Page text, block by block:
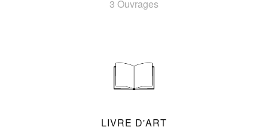
3 Ouvrages
LIVRE D'ART